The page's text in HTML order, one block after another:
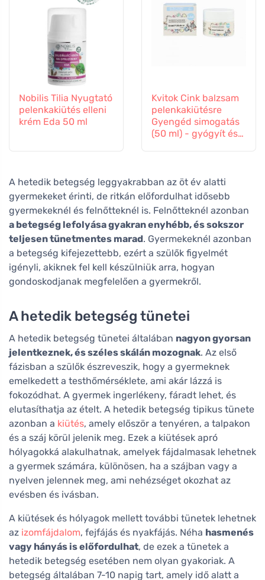
Nobilis Tilia Nyugtató
pelenkakiütés elleni
krém Eda 50 ml
Kvitok Cink balzsam
pelenkakiütésre
Gyengéd simogatás
(50 ml) - gyógyít és
A hetedik betegség leggyakrabban az öt év alatti
gyermekeket érinti, de ritkán előfordulhat idősebb
gyermekeknél és felnőtteknél is. Felnőtteknél azonban
a betegség lefolyása gyakran enyhébb, és sokszor
teljesen tünetmentes marad. Gyermekeknél azonban
a betegség kifejezettebb, ezért a szülők figyelmét
igényli, akiknek fel kell készülniük arra, hogyan
gondoskodjanak megfelelően a gyermekről.
A hetedik betegség tünetei
A hetedik betegség tünetei általában nagyon gyorsan
jelentkeznek, és széles skálán mozognak. Az első
fázisban a szülők észreveszik, hogy a gyermeknek
emelkedett a testhőmérséklete, ami akár lázzá is
fokozódhat. A gyermek ingerlékeny, fáradt lehet, és
elutasíthatja az ételt. A hetedik betegség tipikus tünete
azonban a kiütés, amely először a tenyéren, a talpakon
és a száj körül jelenik meg. Ezek a kiütések apró
hólyagokká alakulhatnak, amelyek fájdalmasak lehetnek
a gyermek számára, különösen, ha a szájban vagy a
nyelven jelennek meg, ami nehézséget okozhat az
evésben és ivásban.
A kiütések és hólyagok mellett további tünetek lehetnek
az izomfájdalom, fejfájás és nyakfájás. Néha hasmenés
vagy hányás is előfordulhat, de ezek a tünetek a
hetedik betegség esetében nem olyan gyakoriak. A
betegség általában 7-10 napig tart, amely idő alatt a